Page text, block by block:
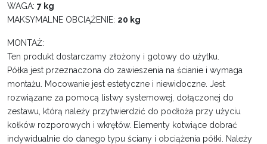
WAGA: 7 kg
MAKSYMALNE OBCIĄŻENIE: 20 kg
MONTAŻ:
Ten produkt dostarczamy złożony i gotowy do użytku.
Półka jest przeznaczona do zawieszenia na ścianie i wymaga
montażu. Mocowanie jest estetyczne i niewidoczne. Jest
rozwiązane za pomocą listwy systemowej, dołączonej do
zestawu, którą należy przytwierdzić do podłoża przy użyciu
kołków rozporowych i wkrętów. Elementy kotwiące dobrać
indywidualnie do danego typu ściany i obciążenia półki. Należy